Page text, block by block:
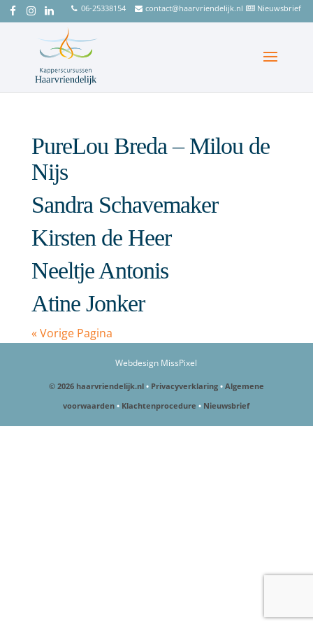
06-25338154 contact@haarvriendelijk.nl Nieuwsbrief
PureLou Breda – Milou de
Nijs
Sandra Schavemaker
Kirsten de Heer
Neeltje Antonis
Atine Jonker
« Vorige Pagina
Webdesign MissPixel
© 2026 haarvriendelijk.nl • Privacyverklaring • Algemene
voorwaarden • Klachtenprocedure • Nieuwsbrief